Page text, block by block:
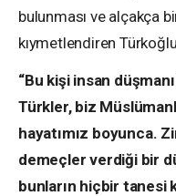
bulunması ve alçakça
kıymetlendiren
“Bu kişi insan
Türkler, biz
hayatımız boyunca.
demeçler verdiği bir
bunların hiçbir tanesi